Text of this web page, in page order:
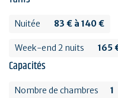
Nuitée 83 € à 140 €
Week-end 2 nuits 165
Capacités
Nombre de chambres 1